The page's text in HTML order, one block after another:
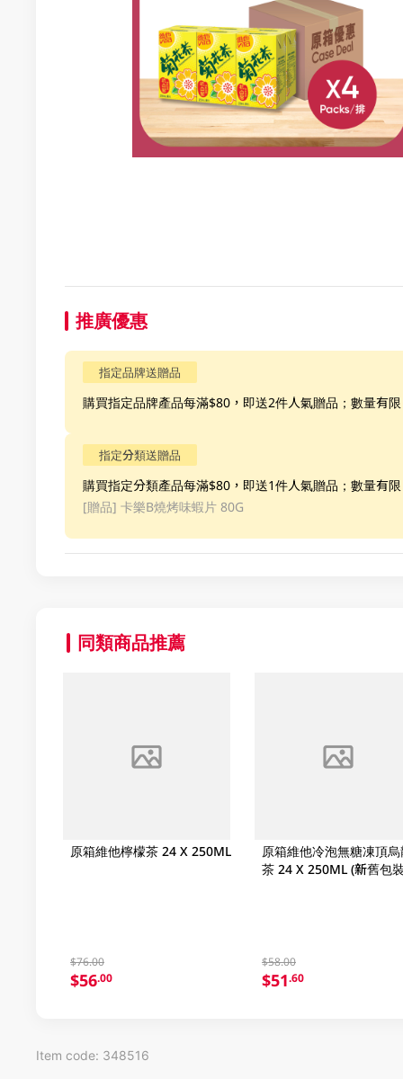
推廣優惠
指定品牌送贈品
購買指定品牌產品每滿$80，即送2件人氣贈品；數量有
指定分類送贈品
購買指定分類產品每滿$80，即送1件人氣贈品；數量有
[贈品] 卡樂B燒烤味蝦片 80G
同類商品推薦
原箱維他檸檬茶 24 X 250ML
$76.00
$56.00
原箱維他冷泡無糖凍頂
茶 24 X 250ML (新舊包
$58.00
$51.60
Item code: 348516